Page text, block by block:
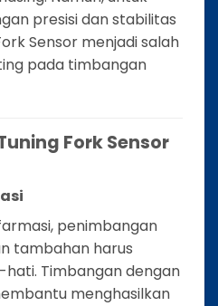
presisi dan stabilitas
Sensor menjadi salah
pada timbangan
Fork Sensor
penimbangan
tambahan harus
Timbangan dengan
menghasilkan